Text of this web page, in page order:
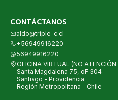
CONTÁCTANOS
aldo@triple-c.cl
+56949916220
56949916220
OFICINA VIRTUAL (NO
Santa Magdalena 75, oF 304
Santiago - Providencia
Región Metropolitana - Chile